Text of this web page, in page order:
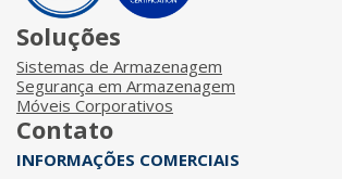
Soluções
Sistemas de Armazenagem
Segurança em Armazenagem
Móveis Corporativos
Contato
INFORMAÇÕES COMERCIAIS